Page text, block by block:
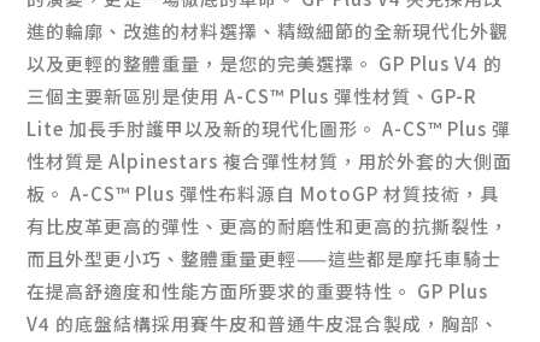
進的輪廓、改進的材料選擇、精緻細節的全新現代化外觀
以及更輕的整體重量，是您的完美選擇。 GP Plus V4 的
三個主要新區別是使用 A-CS™ Plus 彈性材質、GP-R
Lite 加長手肘護甲以及新的現代化圖形。 A-CS™ Plus 彈
性材質是 Alpinestars 複合彈性材質，用於外套的大側面
板。 A-CS™ Plus 彈性布料源自 MotoGP 材質技術，具
有比皮革更高的彈性、更高的耐磨性和更高的抗撕裂性，
而且外型更小巧、整體重量更輕——這些都是摩托車騎士
在提高舒適度和性能方面所要求的重要特性。 GP Plus
V4 的底盤結構採用賽牛皮和普通牛皮混合製成，胸部、